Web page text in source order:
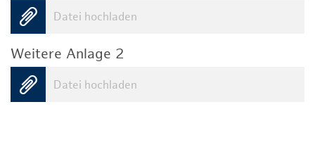
Datei hochladen
Weitere Anlage 2
Datei hochladen